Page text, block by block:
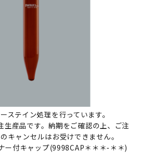
ステイン処理を行っています。
産品です。納期をご確認の上、ご注
キャンセルはお受けできません。
ー付キャップ(9998CAP＊＊＊-＊＊)